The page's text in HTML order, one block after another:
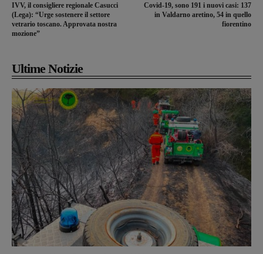
IVV, il consigliere regionale Casucci
(Lega): “Urge sostenere il settore
vetrario toscano. Approvata nostra
mozione”
Covid-19, sono 191 i nuovi casi: 137
in Valdarno aretino, 54 in quello
fiorentino
Ultime Notizie